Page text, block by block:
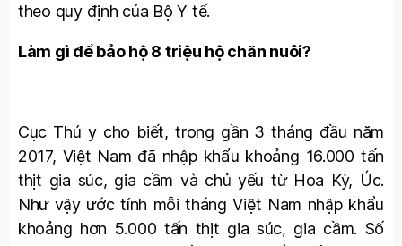
theo quy định của Bộ Y tế.
Làm gì để bảo hộ 8 triệu hộ chăn nuôi?
Cục Thú y cho biết, trong gần 3 tháng đầu năm
2017, Việt Nam đã nhập khẩu khoảng 16.000 tấn
thịt gia súc, gia cầm và chủ yếu từ Hoa Kỳ, Úc.
Như vậy ước tính mỗi tháng Việt Nam nhập khẩu
khoảng hơn 5.000 tấn thịt gia súc, gia cầm. Số